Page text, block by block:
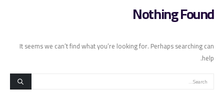
Nothing Found
It seems we can’t find what you’re looking for. Perhaps searching can
help.